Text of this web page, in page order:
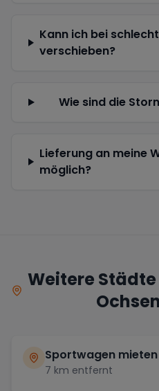
Kann ich bei
verschieben?
Wie sind die
Lieferung an meine
möglich?
Weitere
Sportwagen
7 km entfernt